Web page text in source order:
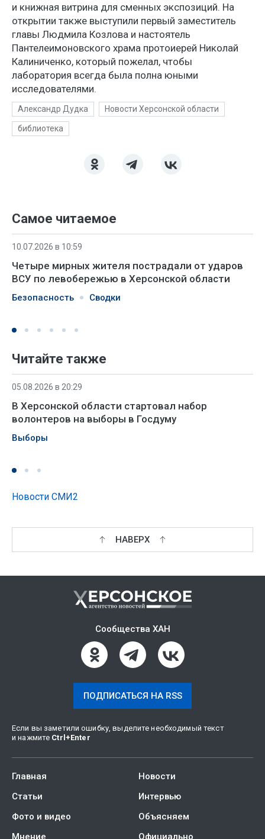
и книжная витрина для сменных экспозиций. На
открытии также выступили первый заместитель
главы Людмила Козлова и настоятель
Пантелеимоновского храма протоиерей Николай
Калиниченко, который пожелал, чтобы
лаборатория всегда была полна юными
исследователями.
Александр Дудка Новости Херсонской области
библиотека
Самое читаемое
10.07.2026 в 10:59
Четыре мирных жителя пострадали от ударов
ВСУ по левобережью в Херсонской области
Безопасность Сводки
Читайте также
05.08.2026 в 20:29
В Херсонской области стартовал набор
волонтеров на выборы в Госдуму
Выборы
Новости СМИ2
НАВЕРХ
Сообщества ХАН
ПОДПИСАТЬСЯ НА RSS
Если вы заметили ошибку, выделите необходимый текст
и нажмите Ctrl +Enter
Главная
Новости
Статьи
Интервью
Фото и видео
Объясняем
Мнение
Официально